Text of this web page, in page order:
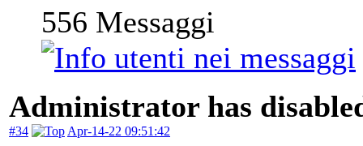
556 Messaggi
Administrator has
#34 Apr-14-22 09:51:42